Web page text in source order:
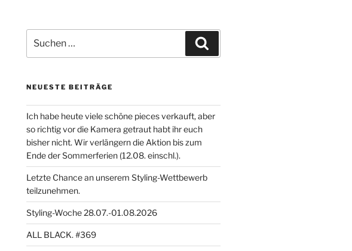
nach:
NEUESTE BEITRÄGE
Ich habe heute viele schöne pieces verkauft, aber
so richtig vor die Kamera getraut habt ihr euch
bisher nicht. Wir verlängern die Aktion bis zum
Ende der Sommerferien (12.08. einschl.).
Letzte Chance an unserem Styling-Wettbewerb
teilzunehmen.
Styling-Woche 28.07.-01.08.2026
ALL BLACK. #369